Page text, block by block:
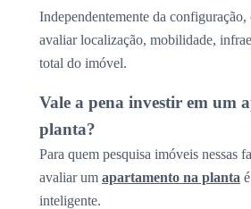
Independentemente da
avaliar localização, mobilidade,
total do imóvel.
Vale a pena investir em um
planta?
Para quem pesquisa imóveis nessas
avaliar um apartamento na planta
inteligente.